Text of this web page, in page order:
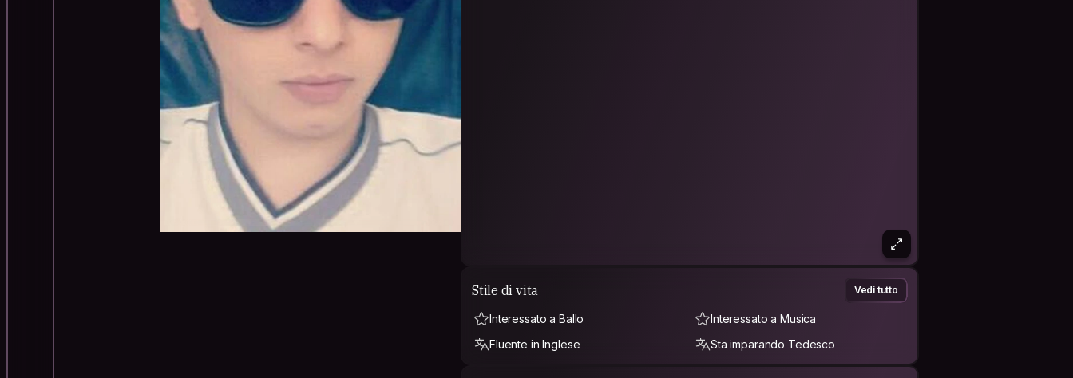
Stile di vita Vedi tutto
Interessato a Ballo
Interessato a Musica
Fluente in Inglese
Sta imparando Tedesco